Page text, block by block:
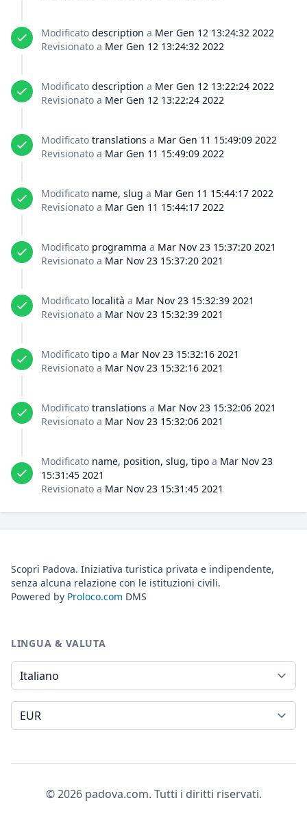
Modificato description a Mer Gen 12 13:24:32 2022
Revisionato a Mer Gen 12 13:24:32 2022
Modificato description a Mer Gen 12 13:22:24 2022
Revisionato a Mer Gen 12 13:22:24 2022
Modificato translations a Mar Gen 11 15:49:09 2022
Revisionato a Mar Gen 11 15:49:09 2022
Modificato name, slug a Mar Gen 11 15:44:17 2022
Revisionato a Mar Gen 11 15:44:17 2022
Modificato programma a Mar Nov 23 15:37:20 2021
Revisionato a Mar Nov 23 15:37:20 2021
Modificato località a Mar Nov 23 15:32:39 2021
Revisionato a Mar Nov 23 15:32:39 2021
Modificato tipo a Mar Nov 23 15:32:16 2021
Revisionato a Mar Nov 23 15:32:16 2021
Modificato translations a Mar Nov 23 15:32:06 2021
Revisionato a Mar Nov 23 15:32:06 2021
Modificato name, position, slug, tipo a Mar Nov 23
15:31:45 2021
Revisionato a Mar Nov 23 15:31:45 2021
Scopri Padova. Iniziativa turistica privata e indipendente,
senza alcuna relazione con le istituzioni civili.
Powered by Proloco.com DMS
LINGUA & VALUTA
Lingua
Valuta
© 2026 padova.com. Tutti i diritti riservati.